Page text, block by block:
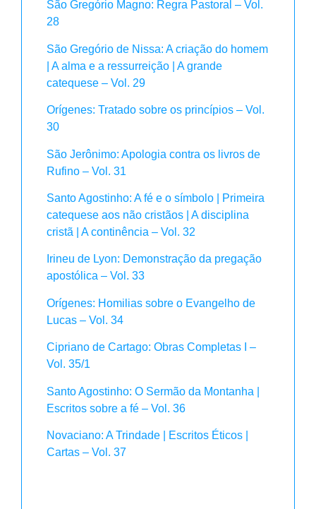
São Gregório Magno: Regra Pastoral – Vol.
28
São Gregório de Nissa: A criação do homem
| A alma e a ressurreição | A grande
catequese – Vol. 29
Orígenes: Tratado sobre os princípios – Vol.
30
São Jerônimo: Apologia contra os livros de
Rufino – Vol. 31
Santo Agostinho: A fé e o símbolo | Primeira
catequese aos não cristãos | A disciplina
cristã | A continência – Vol. 32
Irineu de Lyon: Demonstração da pregação
apostólica – Vol. 33
Orígenes: Homilias sobre o Evangelho de
Lucas – Vol. 34
Cipriano de Cartago: Obras Completas I –
Vol. 35/1
Santo Agostinho: O Sermão da Montanha |
Escritos sobre a fé – Vol. 36
Novaciano: A Trindade | Escritos Éticos |
Cartas – Vol. 37